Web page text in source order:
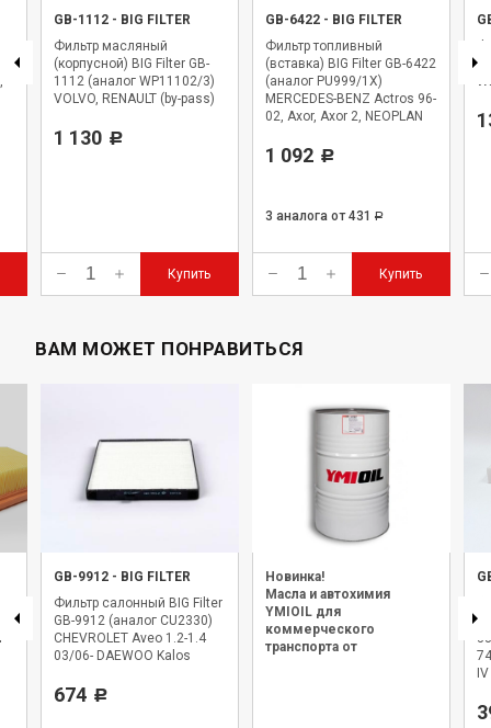
GB-1112 - BIG FILTER
Фильтр масляный
(корпусной) BIG Filter GB-
1112 (аналог WP11102/3)
VOLVO, RENAULT (by-pass)
1 130 Р
Купить
GB-6422 - BIG FILTER
Фильтр топливный
(вставка) BIG Filter GB-6422
(аналог PU999/1X)
MERCEDES-BENZ Actros 96-
02, Axor, Axor 2, NEOPLAN
1 092 Р
3 аналога от 431 Р
Купить
ВАМ МОЖЕТ ПОНРАВИТЬСЯ
GB-9912 - BIG FILTER
Фильтр салонный BIG Filter
GB-9912 (аналог CU2330)
CHEVROLET Aveo 1.2-1.4
03/06- DAEWOO Kalos
674 Р
Новинка!
Масла и автохимия
YMIOIL для
коммерческого
транспорта от